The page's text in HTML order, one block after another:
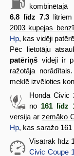
6.8 līdz 7.3
2003 kupejas
Hp, kas vidēji
Pēc lietotāju
patēriņš vidēji ir
ražotāja
meklē izvēloties
Honda Civic
no 161 līdz
versija ar zemāko
Hp, kas saražo
Visātrāk līdz
Civic Coupe